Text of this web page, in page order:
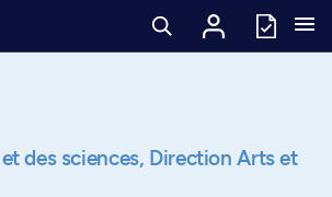
des sciences, Direction Arts et